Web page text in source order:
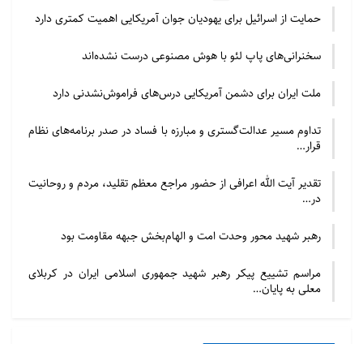
حمایت از اسرائیل برای یهودیان جوان آمریکایی اهمیت کمتری دارد
سخنرانی‌های پاپ لئو با هوش مصنوعی درست نشده‌اند
ملت ایران برای دشمن آمریکایی درس‌های فراموش‌نشدنی دارد
تداوم مسیر عدالت‌گستری و مبارزه با فساد در صدر برنامه‌های نظام
قرار…
تقدیر آیت الله اعرافی از حضور مراجع معظم تقلید، مردم و روحانیت
در…
رهبر شهید محور وحدت امت و الهام‌بخش جبهه مقاومت بود
مراسم تشییع پیکر رهبر شهید جمهوری اسلامی ایران در کربلای
معلی به پایان…